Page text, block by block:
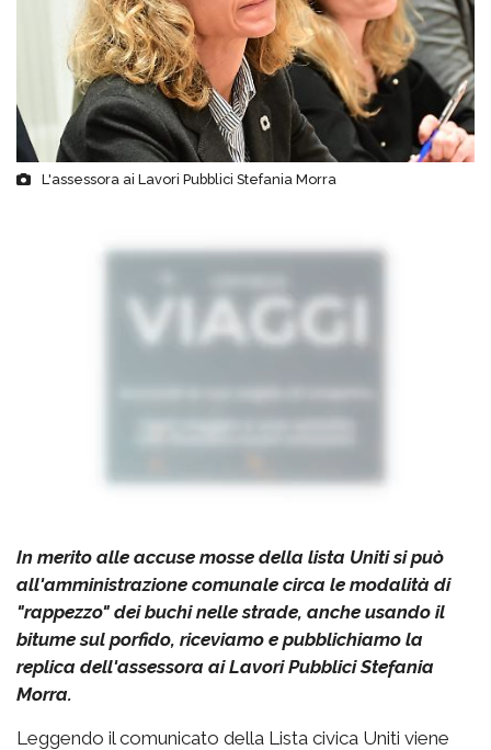
L'assessora ai Lavori Pubblici Stefania Morra
In merito alle accuse mosse della lista Uniti si può
all'amministrazione comunale circa le modalità di
"rappezzo" dei buchi nelle strade, anche usando il
bitume sul porfido, riceviamo e pubblichiamo la
replica dell'assessora ai Lavori Pubblici Stefania
Morra.
Leggendo il comunicato della Lista civica Uniti viene